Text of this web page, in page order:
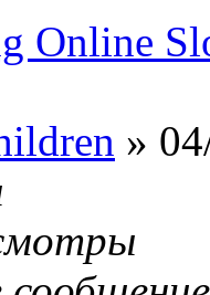
Online
»